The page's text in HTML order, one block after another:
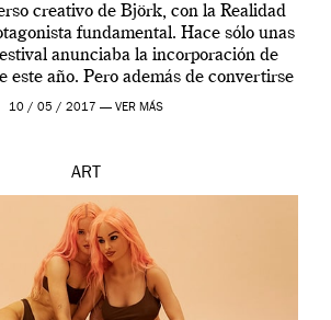
creativo de Björk, con la Realidad
fundamental. Hace sólo unas
anunciaba la incorporación de
este año. Pero además de convertirse
actuaciones más relevantes […]
10 / 05 / 2017 — VER MÁS
ART